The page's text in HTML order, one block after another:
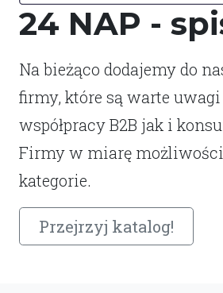
24 NAP -
Na bieżąco dodajemy do
firmy, które są warte
współpracy B2B jak i
Firmy w miarę możliwości
kategorie.
Przejrzyj katalog!